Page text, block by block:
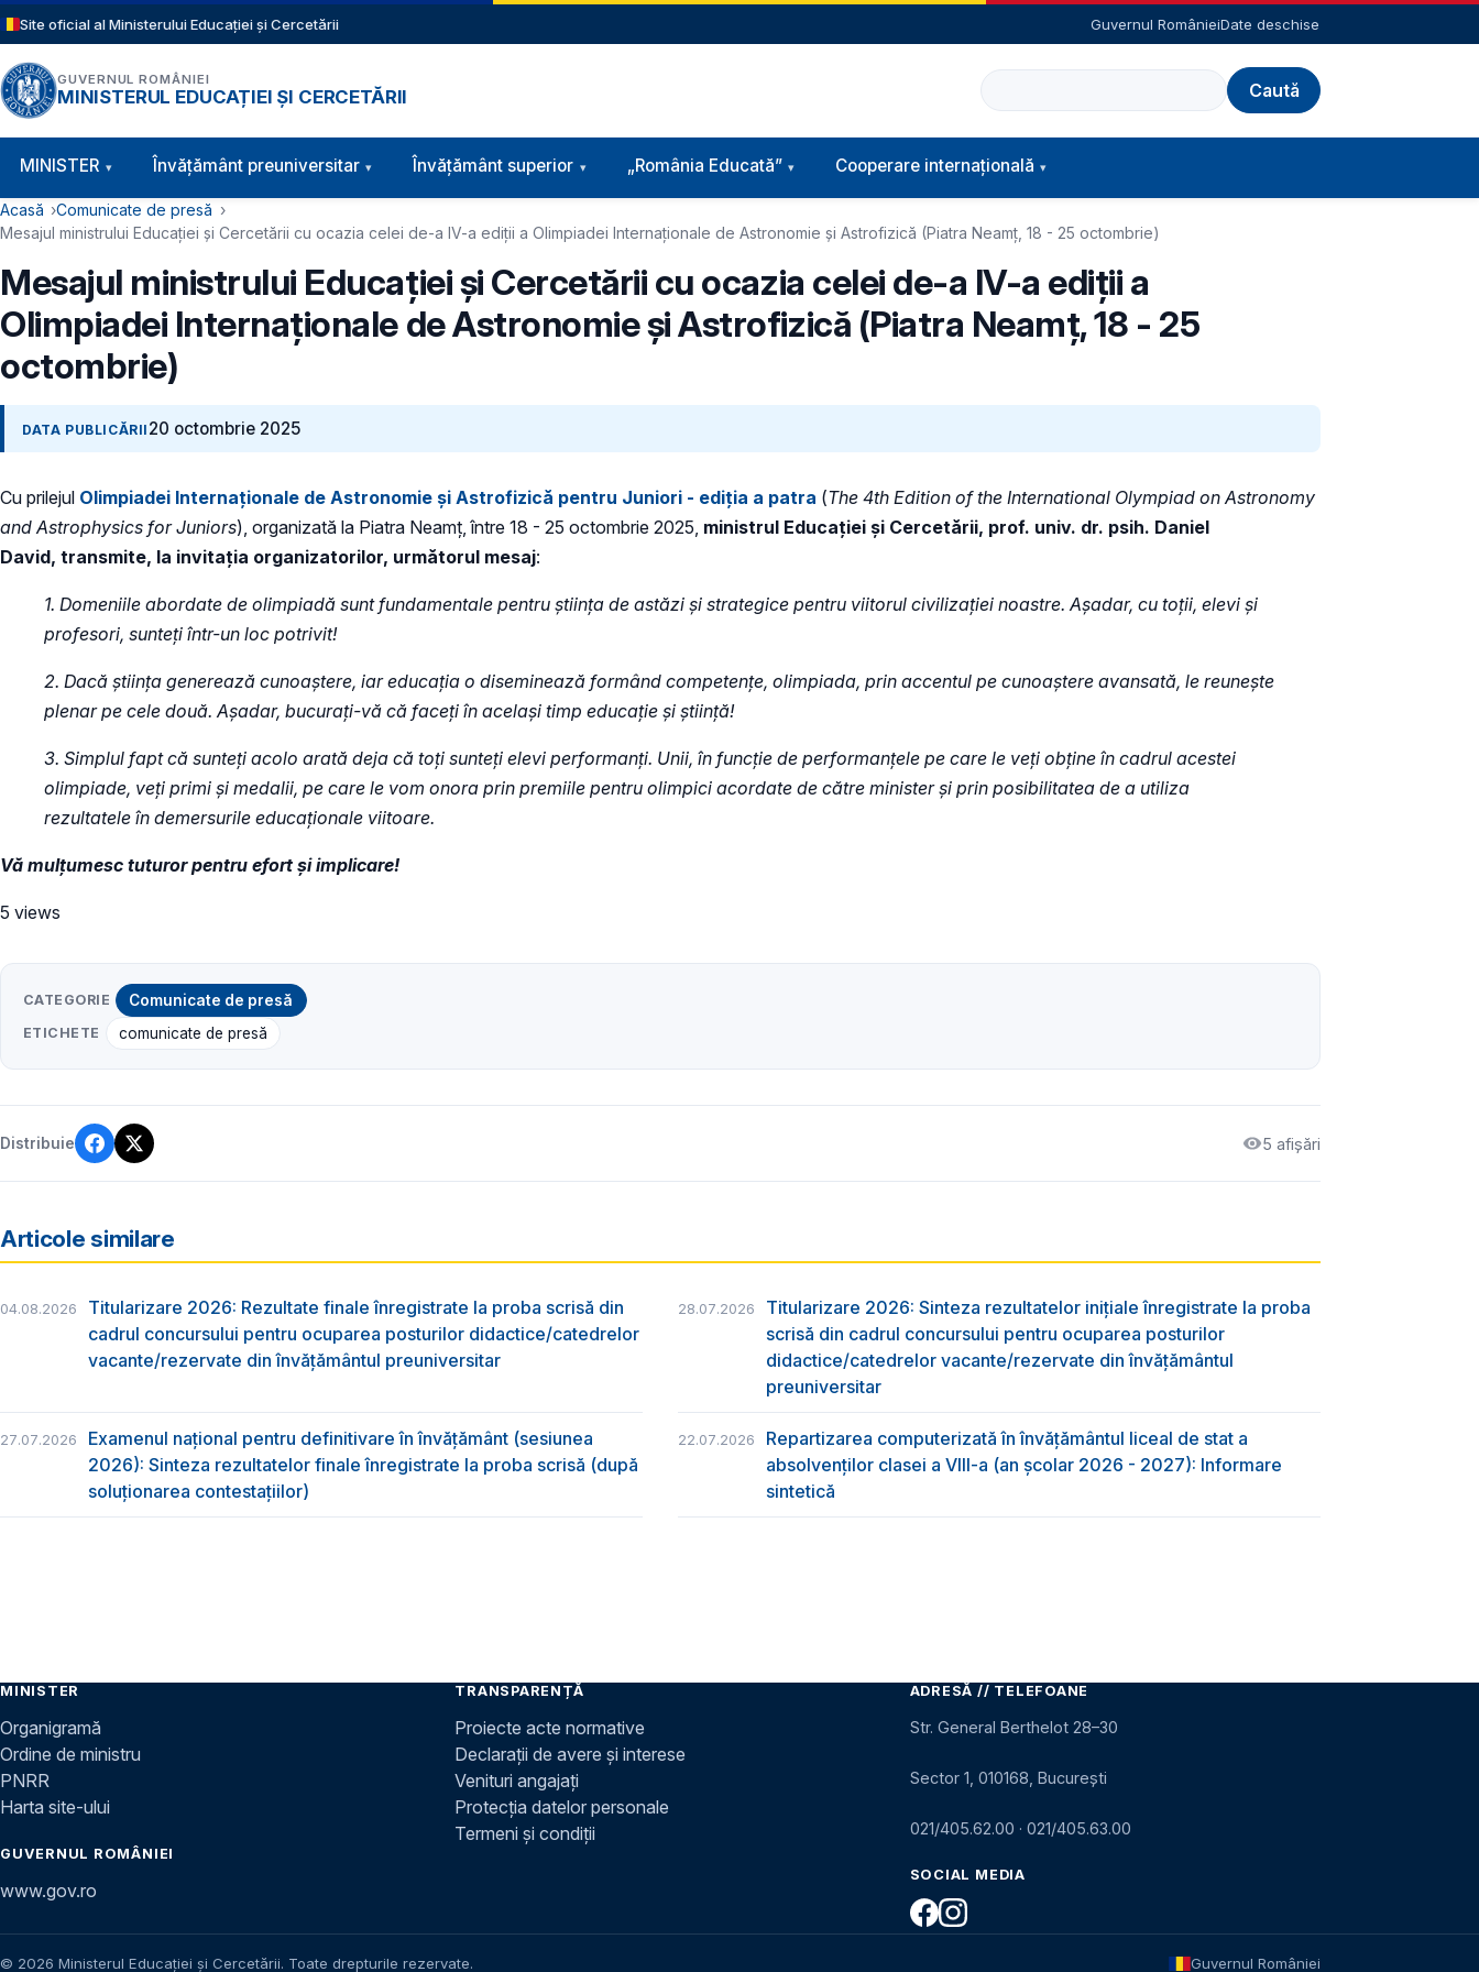
Sari la conținutul principal
Site oficial al Ministerului Educației și Cercetării Guvernul RomânieiDate deschise
GUVERNUL ROMÂNIEI
MINISTERUL EDUCAȚIEI ȘI CERCETĂRII
Caută
Navigație principală
MINISTER Învăţământ preuniversitar Învățământ superior „România Educată” Cooperare internațională
Cale de navigare
Acasă
Comunicate de presă
Mesajul ministrului Educației și Cercetării cu ocazia celei de-a IV-a ediții a Olimpiadei Internaționale de Astronomie și Astrofizică (Piatra Neamț, 18 - 25 octombrie)
Mesajul ministrului Educației și Cercetării cu ocazia celei de-a IV-a ediții a
Olimpiadei Internaționale de Astronomie și Astrofizică (Piatra Neamț, 18 - 25
octombrie)
DATA PUBLICĂRII 20 octombrie 2025
Cu prilejul Olimpiadei Internaționale de Astronomie și Astrofizică pentru Juniori - ediția a patra (The 4th Edition of the International Olympiad on Astronomy
and Astrophysics for Juniors), organizată la Piatra Neamț, între 18 - 25 octombrie 2025, ministrul Educației și Cercetării, prof. univ. dr. psih. Daniel
David, transmite, la invitația organizatorilor, următorul mesaj:
1. Domeniile abordate de olimpiadă sunt fundamentale pentru știința de astăzi și strategice pentru viitorul civilizației noastre. Așadar, cu toții, elevi și
profesori, sunteți într-un loc potrivit!
2. Dacă știința generează cunoaștere, iar educația o diseminează formând competențe, olimpiada, prin accentul pe cunoaștere avansată, le reunește
plenar pe cele două. Așadar, bucurați-vă că faceți în același timp educație și știință!
3. Simplul fapt că sunteți acolo arată deja că toți sunteți elevi performanți. Unii, în funcție de performanțele pe care le veți obține în cadrul acestei
olimpiade, veți primi și medalii, pe care le vom onora prin premiile pentru olimpici acordate de către minister și prin posibilitatea de a utiliza
rezultatele în demersurile educaționale viitoare.
Vă mulțumesc tuturor pentru efort și implicare!
5 views
CATEGORIE Comunicate de presă
ETICHETE comunicate de presă
Distribuie 5 afișări
Articole similare
04.08.2026
Titularizare 2026: Rezultate finale înregistrate la proba scrisă din
cadrul concursului pentru ocuparea posturilor didactice/catedrelor
vacante/rezervate din învăţământul preuniversitar
28.07.2026
Titularizare 2026: Sinteza rezultatelor inițiale înregistrate la proba
scrisă din cadrul concursului pentru ocuparea posturilor
didactice/catedrelor vacante/rezervate din învăţământul
preuniversitar
27.07.2026
Examenul național pentru definitivare în învățământ (sesiunea
2026): Sinteza rezultatelor finale înregistrate la proba scrisă (după
soluționarea contestațiilor)
22.07.2026
Repartizarea computerizată în învăţământul liceal de stat a
absolvenţilor clasei a VIII-a (an școlar 2026 - 2027): Informare
sintetică
MINISTER
Organigramă
Ordine de ministru
PNRR
Harta site-ului
GUVERNUL ROMÂNIEI
www.gov.ro
TRANSPARENȚĂ
Proiecte acte normative
Declarații de avere și interese
Venituri angajați
Protecția datelor personale
Termeni și condiții
ADRESĂ // TELEFOANE
Str. General Berthelot 28–30
Sector 1, 010168, București
021/405.62.00 · 021/405.63.00
SOCIAL MEDIA
© 2026 Ministerul Educației și Cercetării. Toate drepturile rezervate. Guvernul României